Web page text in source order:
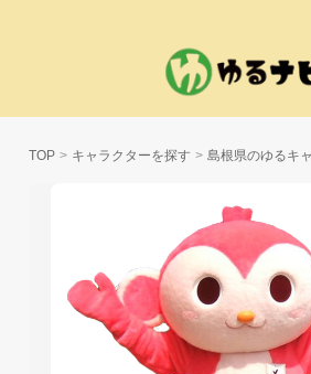
TOP キャラクターを探す 島根県のゆるキ